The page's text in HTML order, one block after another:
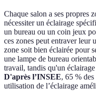
Chaque salon a ses propres
nécessiter un éclairage
un bureau ou un coin jeux
ces zones peut entraver leur
zone soit bien éclairée pour
une lampe de bureau
travail, tandis qu'un
D'après l’INSEE, 65 %
utilisation de l’éclairage